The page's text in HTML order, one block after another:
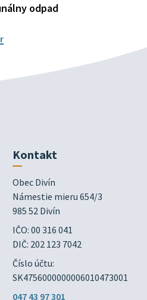
odpad
Kontakt
Obec Divín
Námestie mieru 654/3
985 52 Divín
IČO: 00 316 041
DIČ: 202 123 7042
Číslo účtu:
SK4756000000006010473001
047 43 97 301